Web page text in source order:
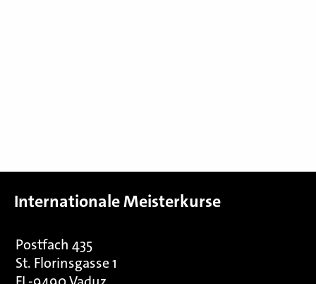
Internationale Meisterkurse
Postfach 435
St. Florinsgasse 1